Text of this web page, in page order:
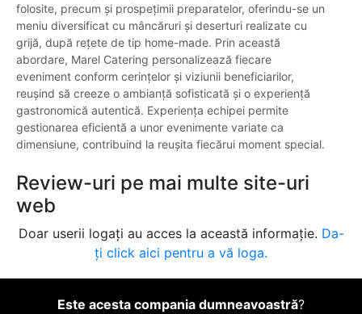
folosite, precum și prospețimii preparatelor, oferindu-se un
meniu diversificat cu mâncăruri și deserturi realizate cu
grijă, după rețete de tip home-made. Prin această
abordare, Marel Catering personalizează fiecare
eveniment conform cerințelor și viziunii beneficiarilor,
reușind să creeze o ambianță sofisticată și o experiență
gastronomică autentică. Experiența echipei permite
gestionarea eficientă a unor evenimente variate ca
dimensiune, contribuind la reușita fiecărui moment special.
Review-uri pe mai multe site-uri
web
Doar userii logați au acces la această informație. Da-
ți click aici pentru a vă loga.
Este acesta compania dumneavoastră?